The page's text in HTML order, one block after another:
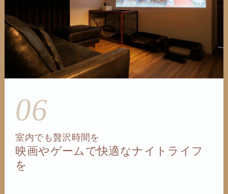
06
室内でも贅沢時間を
映画やゲームで快適なナイトライフ
を